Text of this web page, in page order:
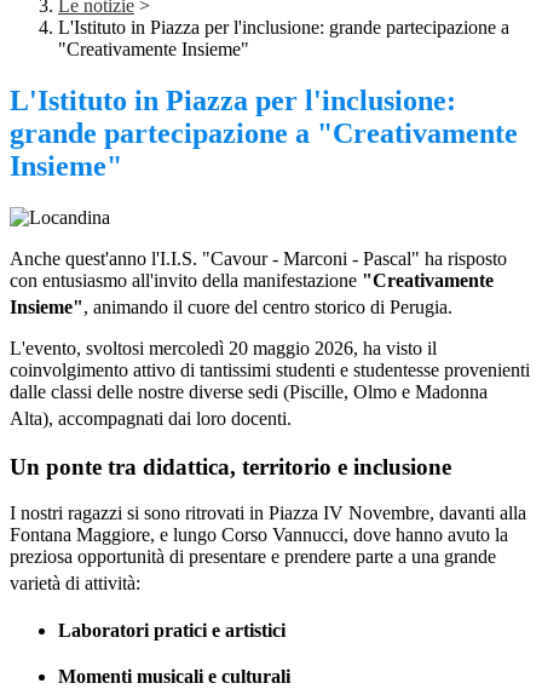
Le notizie >
L'Istituto in Piazza per l'inclusione: grande partecipazione a
"Creativamente Insieme"
L'Istituto in Piazza per l'inclusione:
grande partecipazione a "Creativamente
Insieme"
Anche quest'anno l'I.I.S. "Cavour - Marconi - Pascal" ha risposto
con entusiasmo all'invito della manifestazione "Creativamente
Insieme", animando il cuore del centro storico di Perugia.
L'evento, svoltosi mercoledì 20 maggio 2026, ha visto il
coinvolgimento attivo di tantissimi studenti e studentesse provenienti
dalle classi delle nostre diverse sedi (Piscille, Olmo e Madonna
Alta), accompagnati dai loro docenti.
Un ponte tra didattica, territorio e inclusione
I nostri ragazzi si sono ritrovati in Piazza IV Novembre, davanti alla
Fontana Maggiore, e lungo Corso Vannucci, dove hanno avuto la
preziosa opportunità di presentare e prendere parte a una grande
varietà di attività:
Laboratori pratici e artistici
Momenti musicali e culturali